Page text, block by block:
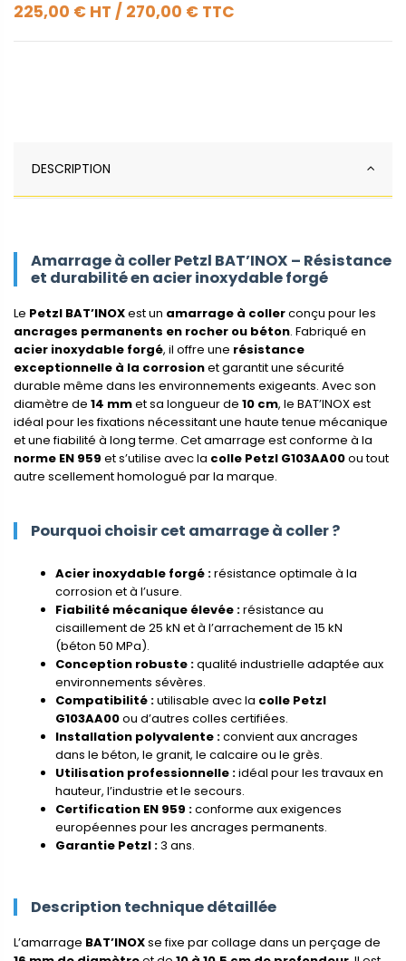
225,00 € HT / 270,00 € TTC
DESCRIPTION
Amarrage à coller Petzl BAT’INOX – Résistance
et durabilité en acier inoxydable forgé
Le Petzl BAT’INOXest un amarrage à collerconçu pour les
ancrages permanents en rocher ou béton. Fabriqué en
acier inoxydable forgé, il offre une résistance
exceptionnelle à la corrosionet garantit une sécurité
durable même dans les environnements exigeants. Avec son
diamètre de 14 mmet sa longueur de 10 cm, le BAT’INOX est
idéal pour les fixations nécessitant une haute tenue mécanique
et une fiabilité à long terme. Cet amarrage est conforme à la
norme EN 959 et s’utilise avec la colle Petzl G103AA00ou tout
autre scellement homologué par la marque.
Pourquoi choisir cet amarrage à coller ?
Acier inoxydable forgé :résistance optimale à la
corrosion et à l’usure.
Fiabilité mécanique élevée :résistance au
cisaillement de 25 kN et à l’arrachement de 15 kN
(béton 50 MPa).
Conception robuste :qualité industrielle adaptée aux
environnements sévères.
Compatibilité :utilisable avec la colle Petzl
G103AA00ou d’autres colles certifiées.
Installation polyvalente :convient aux ancrages
dans le béton, le granit, le calcaire ou le grès.
Utilisation professionnelle :idéal pour les travaux en
hauteur, l’industrie et le secours.
Certification EN 959 :conforme aux exigences
européennes pour les ancrages permanents.
Garantie Petzl :3 ans.
Description technique détaillée
L’amarrage BAT’INOXse fixe par collage dans un perçage de